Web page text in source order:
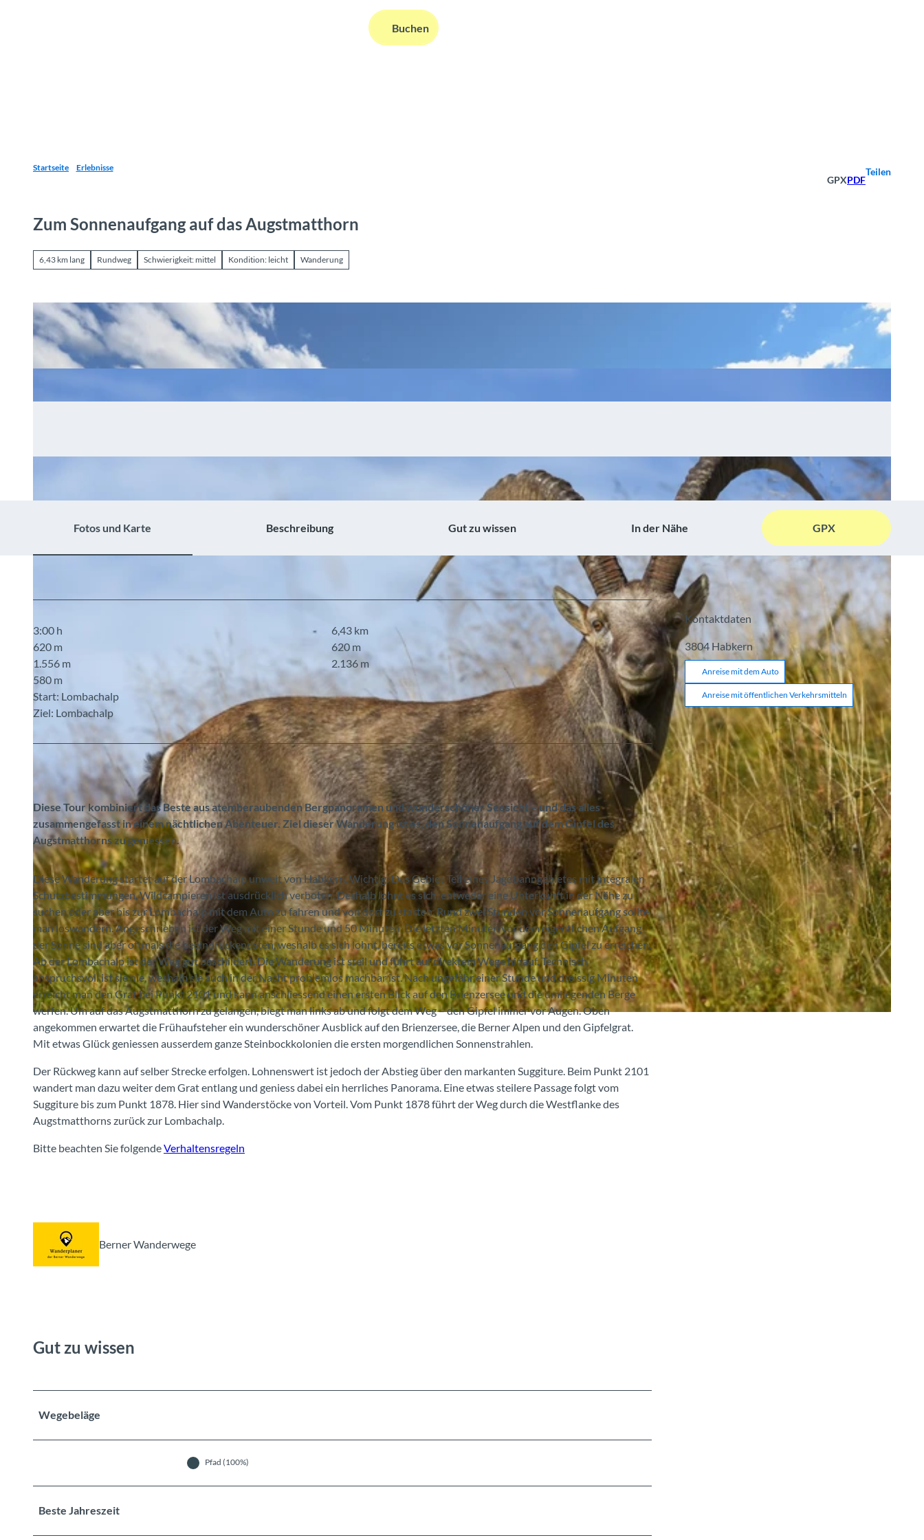
Informationen
Suche Buchen
Startseite Erlebnisse
GPXPDF
Teilen
Zum Sonnenaufgang auf das Augstmatthorn
6,43 km lang Rundweg Schwierigkeit: mittel Kondition: leicht Wanderung
© Berner Wanderwege
Fotos und Karte Beschreibung Gut zu wissen In der Nähe GPX
3:00 h
6,43 km
620 m
620 m
1.556 m
2.136 m
580 m
Start: Lombachalp
Ziel: Lombachalp
Diese Tour kombiniert das Beste aus atemberaubenden Bergpanoramen und wunderschöner Seesicht – und das alles
zusammengefasst in einem nächtlichen Abenteuer. Ziel dieser Wanderung ist es, den Sonnenaufgang auf dem Gipfel des
Augstmatthorns zu geniessen.
Diese Wanderung startet auf der Lombachalp unweit von Habkern. Wichtig: Das Gebiet Teil eines Jagdbanngebietes mit integralen
Schutzbestimmungen, Wildcampieren ist ausdrücklich verboten. Deshalb lohnt es sich, entweder eine Unterkunft in der Nähe zu
suchen oder aber bis zur Lombachalp mit dem Auto zu fahren und von dort zu starten. Rund zwei Stunden vor Sonnenaufgang sollte
man loswandern. Angeschrieben ist der Weg mit einer Stunde und 50 Minuten. Die letzten Minuten vor dem eigentlichen Aufgang
der Sonne sind aber oftmals die beeindruckendsten, weshalb es sich lohnt, bereits etwas vor Sonnenaufgang den Gipfel zu erreichen.
Ab der Lombachalp ist der Weg gut beschildert. Die Wanderung ist steil und führt auf direktem Wege hinauf. Technisch
anspruchsvoll ist sie nie, weshalb sie auch in der Nacht problemlos machbar ist. Nach ungefähr einer Stunde und dreissig Minuten
erreicht man den Grat bei Punkt 2101 und kann anschliessend einen ersten Blick auf den Brienzersee und die umliegenden Berge
werfen. Um auf das Augstmatthorn zu gelangen, biegt man links ab und folgt dem Weg – den Gipfel immer vor Augen. Oben
angekommen erwartet die Frühaufsteher ein wunderschöner Ausblick auf den Brienzersee, die Berner Alpen und den Gipfelgrat.
Mit etwas Glück geniessen ausserdem ganze Steinbockkolonien die ersten morgendlichen Sonnenstrahlen.
Der Rückweg kann auf selber Strecke erfolgen. Lohnenswert ist jedoch der Abstieg über den markanten Suggiture. Beim Punkt 2101
wandert man dazu weiter dem Grat entlang und geniess dabei ein herrliches Panorama. Eine etwas steilere Passage folgt vom
Suggiture bis zum Punkt 1878. Hier sind Wanderstöcke von Vorteil. Vom Punkt 1878 führt der Weg durch die Westflanke des
Augstmatthorns zurück zur Lombachalp.
Bitte beachten Sie folgendeVerhaltensregeln
Berner Wanderwege
Gut zu wissen
Wegebeläge
Pfad (100%)
Beste Jahreszeit
Kontaktdaten
3804 Habkern
Anreise mit dem Auto
Anreise mit öffentlichen Verkehrsmitteln